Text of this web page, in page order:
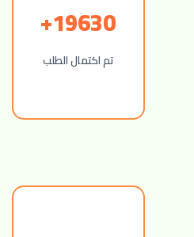
19630+
تم اكتمال الطلب